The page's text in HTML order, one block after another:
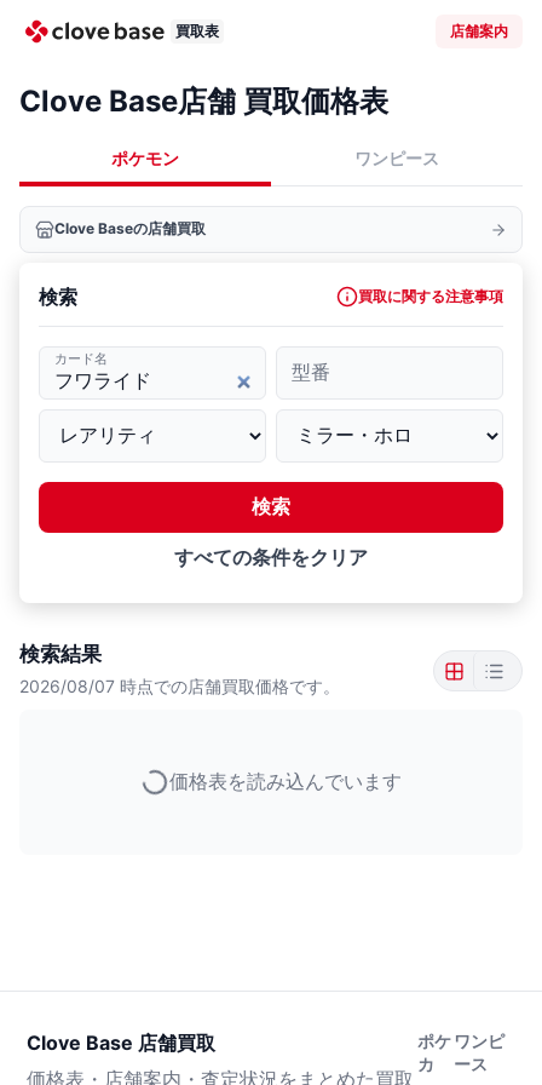
買取表 店舗案内
Clove Base店舗 買取価格表
ポケモン ワンピース
Clove Baseの店舗買取
検索 買取に関する注意事項
カード名
型番
検索
すべての条件をクリア
検索結果
2026/08/07 時点での店舗買取価格です。
価格表を読み込んでいます
Clove Base 店舗買取
価格表・店舗案内・査定状況をまとめた買取
ポケ
カ
ワンピ
ース